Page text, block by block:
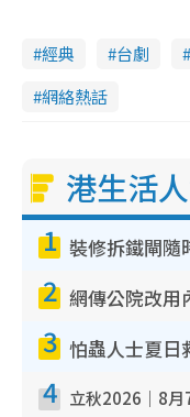
經典 台劇
網絡熱話
港生活
1
2
3
4